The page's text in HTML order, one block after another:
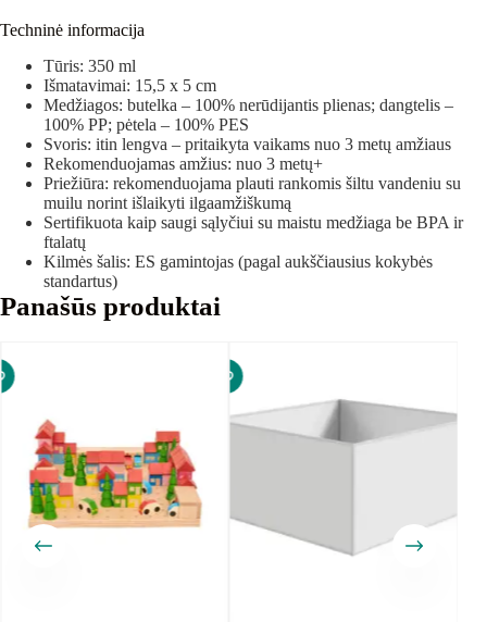
Techninė informacija
Tūris: 350 ml
Išmatavimai: 15,5 x 5 cm
Medžiagos: butelka – 100% nerūdijantis plienas; dangtelis –
100% PP; pėtela – 100% PES
Svoris: itin lengva – pritaikyta vaikams nuo 3 metų amžiaus
Rekomenduojamas amžius: nuo 3 metų+
Priežiūra: rekomenduojama plauti rankomis šiltu vandeniu su
muilu norint išlaikyti ilgaamžiškumą
Sertifikuota kaip saugi sąlyčiui su maistu medžiaga be BPA ir
ftalatų
Kilmės šalis: ES gamintojas (pagal aukščiausius kokybės
standartus)
Panašūs produktai